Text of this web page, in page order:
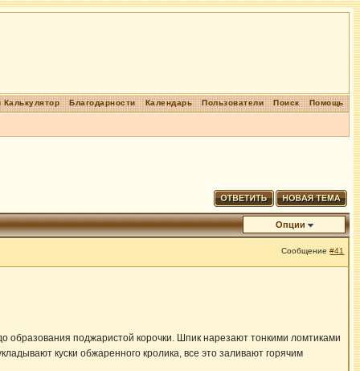
Помощь
Поиск
Пользователи
Календарь
Благодарности
Опции
Сообщение#41
образования поджаристой корочки. Шпик нарезают тонкими ломтиками
куски обжаренного кролика, все это заливают горячим